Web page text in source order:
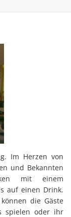
Im Herzen von
und Bekannten
mit einem
auf einen Drink.
die Gäste
spielen oder ihr